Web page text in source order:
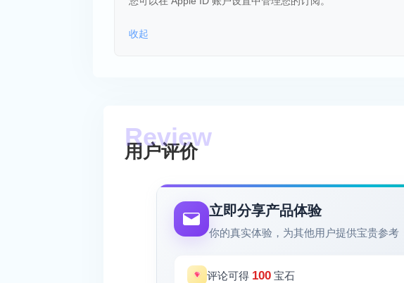
收起
用户评价
立即分享产品体验
你的真实体验，为其他用户提供宝贵参考
评论可得 100 宝石